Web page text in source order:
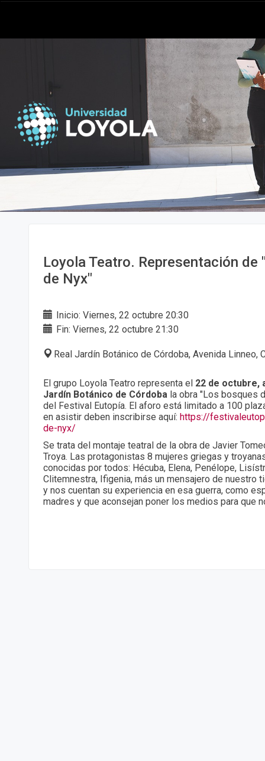
Loyola Teatro. Representación de
de Nyx"
Inicio: Viernes, 22 octubre 20:30
Fin: Viernes, 22 octubre 21:30
Real Jardín Botánico de Córdoba, Avenida Linneo,
El grupo Loyola Teatro representa el 22 de octubre,
Jardín Botánico de Córdoba la obra "Los bosques
del Festival Eutopía. El aforo está limitado a 100
en asistir deben inscribirse aquí: https://
de-nyx/
Se trata del montaje teatral de la obra de Javier
Troya. Las protagonistas 8 mujeres griegas y
conocidas por todos: Hécuba, Elena, Penélope,
Clitemnestra, Ifigenia, más un mensajero de nuestro
y nos cuentan su experiencia en esa guerra, como
madres y que aconsejan poner los medios para que